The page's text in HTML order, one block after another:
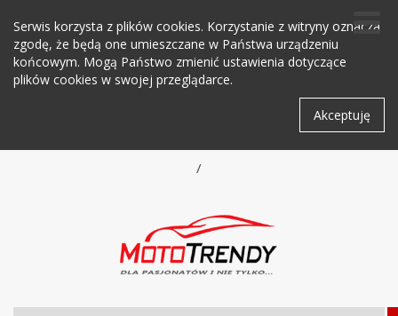
Serwis korzysta z plików cookies. Korzystanie z witryny oznacza
zgodę, że będą one umieszczane w Państwa urządzeniu
końcowym. Mogą Państwo zmienić ustawienia dotyczące
plików cookies w swojej przeglądarce.
Akceptuję
/